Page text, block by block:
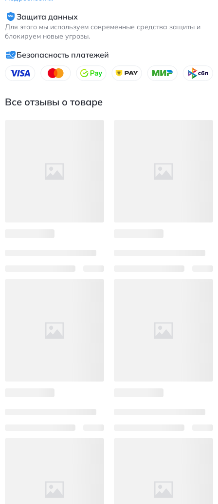
Защита данных
Для этого мы используем современные средства защиты и
блокируем новые угрозы.
Безопасность платежей
Все отзывы о товаре